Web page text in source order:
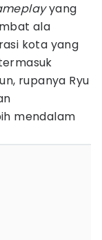
yang
ala
kota yang
rupanya Ryu
mendalam